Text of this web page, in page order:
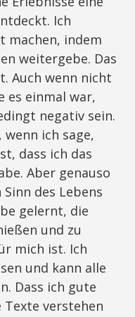
Ich
machen, indem
weitergebe. Das
Auch wenn nicht
es einmal war,
negativ sein.
ich sage,
dass ich das
Aber genauso
des Lebens
gelernt, die
und zu
mich ist. Ich
und kann alle
Dass ich gute
Texte verstehen